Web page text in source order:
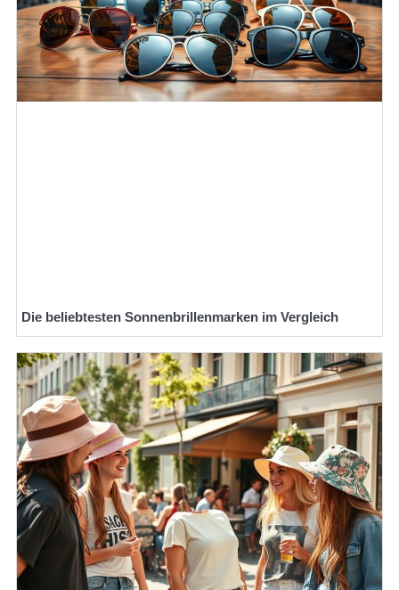
Die beliebtesten Sonnenbrillenmarken im Vergleich